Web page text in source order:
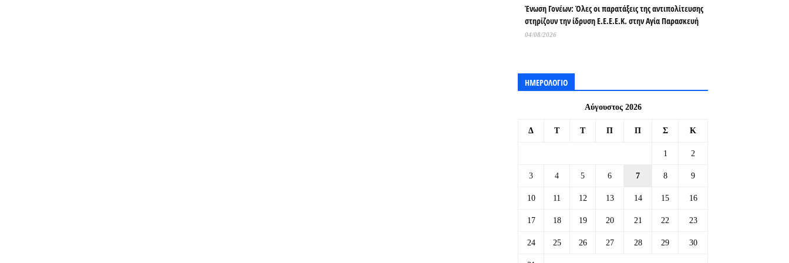
Ένωση Γονέων: Όλες οι παρατάξεις της αντιπολίτευσης
στηρίζουν την ίδρυση Ε.Ε.Ε.Ε.Κ. στην Αγία Παρασκευή
04/08/2026
ΗΜΕΡΟΛΟΓΙΟ
Αύγουστος 2026
Δ Τ Τ Π Π Σ Κ
1 2
3 4 5 6 7 8 9
10 11 12 13 14 15 16
17 18 19 20 21 22 23
24 25 26 27 28 29 30